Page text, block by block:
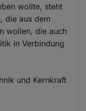
wollte, steht
die aus dem
wollen, die auch
in Verbindung
und Kernkraft